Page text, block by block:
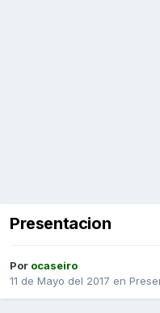
Presentacion
Por ocaseiro
11 de Mayo del 2017 en